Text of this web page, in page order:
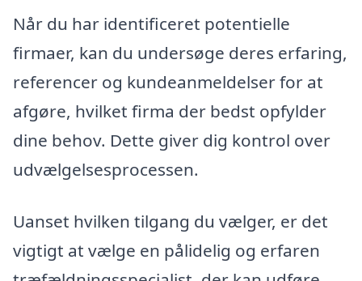
Når du har identificeret potentielle
firmaer, kan du undersøge deres erfaring,
referencer og kundeanmeldelser for at
afgøre, hvilket firma der bedst opfylder
dine behov. Dette giver dig kontrol over
udvælgelsesprocessen.
Uanset hvilken tilgang du vælger, er det
vigtigt at vælge en pålidelig og erfaren